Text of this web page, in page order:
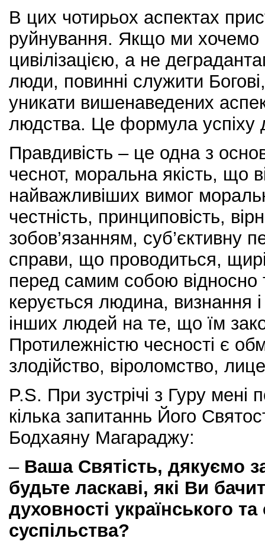
В цих чотирьох аспектах
руйнування. Якщо ми хочемо
цивілізацією, а не
люди, повинні служити
уникати вишенаведених
людства. Це формула успіху
Правдивість – це одна з
чеснот, моральна якість, що
найважливіших вимог
честність, принциповість,
зобов’язанням, суб’єктивну
справи, що проводиться,
перед самим собою відносно
керується людина, визнання
інших людей на те, що їм
Протилежністю чесності є
злодійство, віроломство,
P.S. При зустрічі з Гуру
кілька запитаннь Його
Бодхаяну Магараджу:
– Ваша Святість, дякуємо
будьте ласкаві, які Ви
духовності українського та
суспільства?